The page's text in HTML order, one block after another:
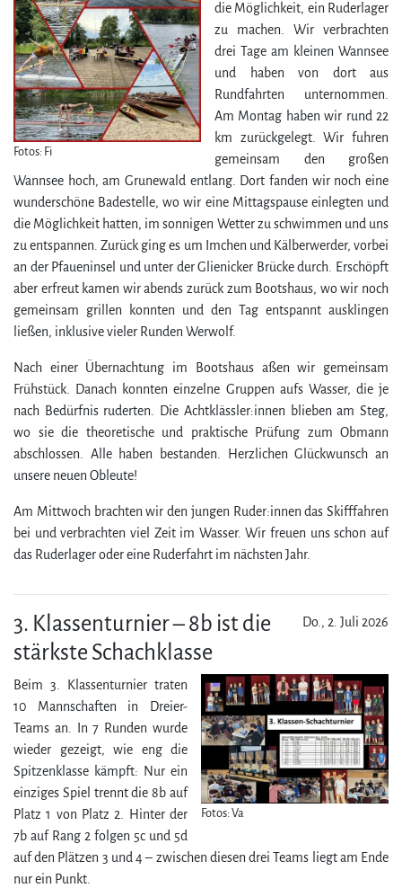
Fotos: Fi
die Möglichkeit, ein Ruderlager
zu machen. Wir verbrachten
drei Tage am kleinen Wannsee
und haben von dort aus
Rundfahrten unternommen.
Am Montag haben wir rund 22
km zurückgelegt. Wir fuhren
ge­mein­sam den großen
Wannsee hoch, am Grunewald entlang. Dort fanden wir noch eine
wunderschöne Badestelle, wo wir eine Mittagspause einlegten und
die Möglichkeit hatten, im sonnigen Wetter zu schwimmen und uns
zu entspannen. Zurück ging es um Imchen und Kälberwerder, vorbei
an der Pfaueninsel und unter der Glienicker Brücke durch. Erschöpft
aber erfreut kamen wir abends zurück zum Bootshaus, wo wir noch
ge­mein­sam grillen konnten und den Tag entspannt ausklingen
ließen, inklusive vieler Runden Werwolf.
Nach einer Übernachtung im Bootshaus aßen wir ge­mein­sam
Frühstück. Danach konnten einzelne Gruppen aufs Wasser, die je
nach Bedürfnis ruderten. Die Achtklässler:innen blieben am Steg,
wo sie die theoretische und praktische Prüfung zum Obmann
abschlossen. Alle haben bestanden. Herzlichen Glückwunsch an
unsere neuen Obleute!
Am Mittwoch brachten wir den jungen Ruder:innen das Skifffahren
bei und verbrachten viel Zeit im Wasser. Wir freuen uns schon auf
das Ruderlager oder eine Ruderfahrt im nächsten Jahr.
Do., 2. Juli 2026
3. Klassenturnier – 8b ist die
stärkste Schachklasse
Fotos: Va
Beim 3. Klassenturnier traten
10 Mannschaften in Dreier-
Teams an. In 7 Runden wurde
wieder gezeigt, wie eng die
Spitzenklasse kämpft: Nur ein
einziges Spiel trennt die 8b auf
Platz 1 von Platz 2. Hinter der
7b auf Rang 2 folgen 5c und 5d
auf den Plätzen 3 und 4 – zwischen diesen drei Teams liegt am Ende
nur ein Punkt.